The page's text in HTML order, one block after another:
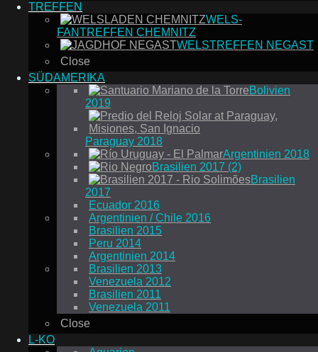
TREFFEN
WELS-
FANTREFFEN CHEMNITZ
WELSTREFFEN NEGAST
Close
SÜDAMERIKA
Bolivien
2019
Paraguay 2018
Argentinien 2018
Brasilien 2017 (2)
Brasilien
2017
Ecuador 2016
Argentinien / Chile 2016
Brasilien 2015
Peru 2014
Argentinien 2014
Brasilien 2013
Venezuela 2012
Brasilien 2011
Venezuela 2011
Close
L-KO